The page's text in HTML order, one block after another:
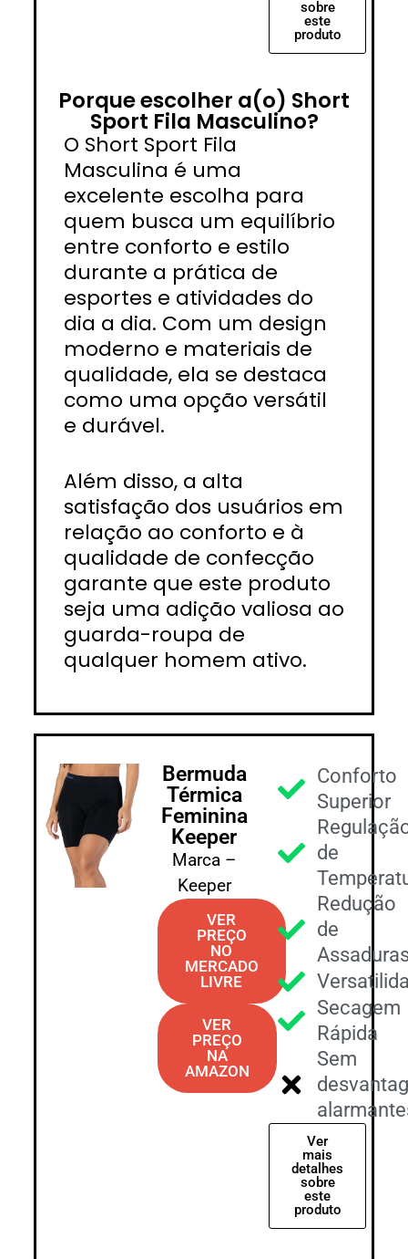
sobre
este
produto
Porque escolher a(o) Short
Sport Fila Masculino?
O Short Sport Fila
Masculina é uma
excelente escolha para
quem busca um equilíbrio
entre conforto e estilo
durante a prática de
esportes e atividades do
dia a dia. Com um design
moderno e materiais de
qualidade, ela se destaca
como uma opção versátil
e durável.
Além disso, a alta
satisfação dos usuários em
relação ao conforto e à
qualidade de confecção
garante que este produto
seja uma adição valiosa ao
guarda-roupa de
qualquer homem ativo.
Bermuda
Térmica
Feminina
Keeper
Marca –
Keeper
VER
PREÇO
NO
MERCADO
LIVRE
VER
PREÇO
NA
AMAZON
Conforto
Superior
de
Redução
de
Secagem
Rápida
Sem
Ver
mais
detalhes
sobre
este
produto